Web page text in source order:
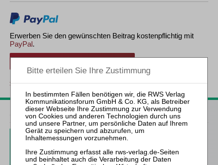
Erwerben Sie den gewünschten Beitrag kostenpflichtig mit
PayPal.
zurück
ZfIR – Zeitschrift für Immobilienrecht
3 Ausgaben als kostenfreies Probe-Abo
online-Nutzung